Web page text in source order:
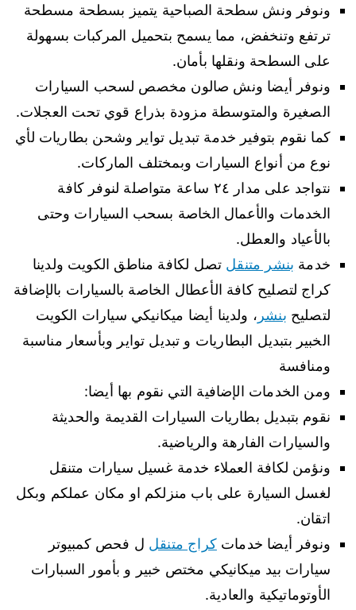
ونوفر ونش سطحة الصباحية يتميز بسطحة مسطحة
ترتفع وتنخفض، مما يسمح بتحميل المركبات بسهولة
على السطحة ونقلها بأمان.
ونوفر أيضا ونش صالون مخصص لسحب السيارات
الصغيرة والمتوسطة مزودة بذراع قوي تحت العجلات.
كما نقوم بتوفير خدمة تبديل تواير وشحن بطاريات لأي
نوع من أنواع السيارات وبمختلف الماركات.
نتواجد على مدار ٢٤ ساعة متواصلة لنوفر كافة
الخدمات والأعمال الخاصة بسحب السيارات وحتى
بالأعياد والعطل.
خدمة بنشر متنقل تصل لكافة مناطق الكويت ولدينا
كراج لتصليح كافة الأعطال الخاصة بالسيارات بالإضافة
لتصليح بنشر ، ولدينا أيضا ميكانيكي سيارات الكويت
الخبير بتبديل البطاريات و تبديل تواير وبأسعار مناسبة
ومنافسة
ومن الخدمات الإضافية التي نقوم بها أيضا:
نقوم بتبديل بطاريات السيارات القديمة والحديثة
والسيارات الفارهة والرياضية.
ونؤمن لكافة العملاء خدمة غسيل سيارات متنقل
لغسل السيارة على باب منزلكم او مكان عملكم وبكل
اتقان.
ونوفر أيضا خدماتكراج متنقل ل فحص كمبيوتر
سيارات بيد ميكانيكي مختص خبير و بأمور السبارات
الأوتوماتيكية والعادية.